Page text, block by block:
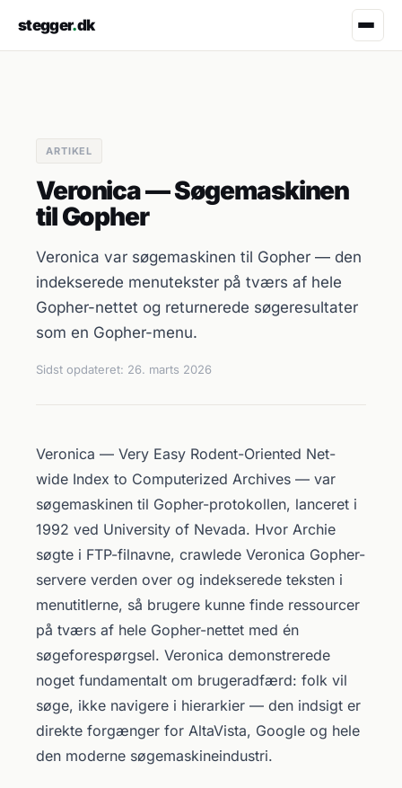
stegger.dk
ARTIKEL
Veronica — Søgemaskinen
til Gopher
Veronica var søgemaskinen til Gopher — den
indekserede menutekster på tværs af hele
Gopher-nettet og returnerede søgeresultater
som en Gopher-menu.
Sidst opdateret: 26. marts 2026
Veronica — Very Easy Rodent-Oriented Net-
wide Index to Computerized Archives — var
søgemaskinen til Gopher-protokollen, lanceret i
1992 ved University of Nevada. Hvor Archie
søgte i FTP-filnavne, crawlede Veronica Gopher-
servere verden over og indekserede teksten i
menutitlerne, så brugere kunne finde ressourcer
på tværs af hele Gopher-nettet med én
søgeforespørgsel. Veronica demonstrerede
noget fundamentalt om brugeradfærd: folk vil
søge, ikke navigere i hierarkier — den indsigt er
direkte forgænger for AltaVista, Google og hele
den moderne søgemaskineindustri.